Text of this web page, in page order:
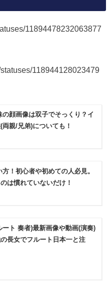
11894478232063877
118944128023479
の顔画像は双子でそっくり？イ
親/兄弟)についても！
！初心者や初めての人必見。
は慣れていないだけ！
ート 奏者)最新画像や動画(演奏)
長女でフルート日本一と注